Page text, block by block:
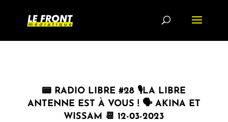
📟 RADIO LIBRE #28 🎙LA LIBRE
ANTENNE EST À VOUS ! 🗣 AKINA ET
WISSAM 📆 12-03-2023